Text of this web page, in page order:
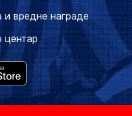
вредне награде
центар